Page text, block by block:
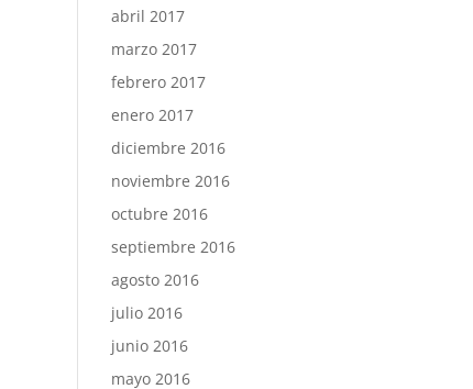
abril 2017
marzo 2017
febrero 2017
enero 2017
diciembre 2016
noviembre 2016
octubre 2016
septiembre 2016
agosto 2016
julio 2016
junio 2016
mayo 2016